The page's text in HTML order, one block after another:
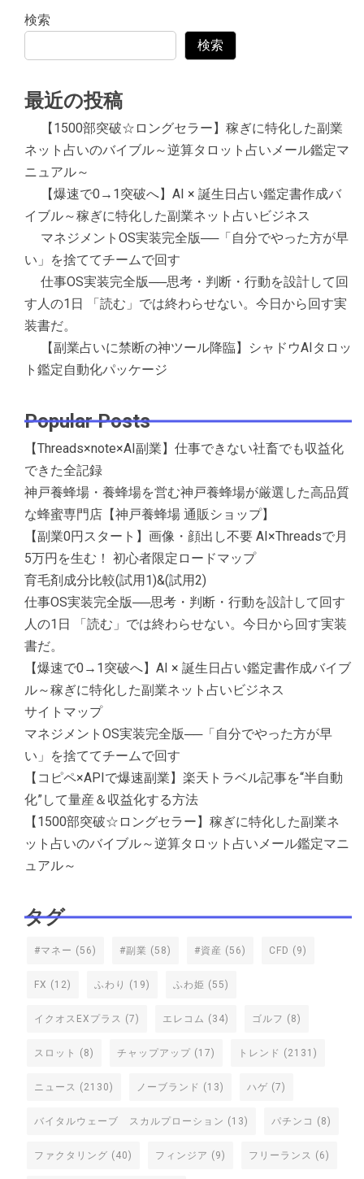
検索
検索
最近の投稿
【1500部突破☆ロングセラー】稼ぎに特化した副業
ネット占いのバイブル～逆算タロット占いメール鑑定マ
ニュアル～
【爆速で0→1突破へ】AI × 誕生日占い鑑定書作成バ
イブル～稼ぎに特化した副業ネット占いビジネス
マネジメントOS実装完全版──「自分でやった方が早
い」を捨ててチームで回す
仕事OS実装完全版──思考・判断・行動を設計して回
す人の1日 「読む」では終わらせない。今日から回す実
装書だ。
【副業占いに禁断の神ツール降臨】シャドウAIタロッ
ト鑑定自動化パッケージ
Popular Posts
【Threads×note×AI副業】仕事できない社畜でも収益化
できた全記録
神戸養蜂場・養蜂場を営む神戸養蜂場が厳選した高品質
な蜂蜜専門店【神戸養蜂場 通販ショップ】
【副業0円スタート】画像・顔出し不要 AI×Threadsで月
5万円を生む！ 初心者限定ロードマップ
育毛剤成分比較(試用1)&(試用2)
仕事OS実装完全版──思考・判断・行動を設計して回す
人の1日 「読む」では終わらせない。今日から回す実装
書だ。
【爆速で0→1突破へ】AI × 誕生日占い鑑定書作成バイブ
ル～稼ぎに特化した副業ネット占いビジネス
サイトマップ
マネジメントOS実装完全版──「自分でやった方が早
い」を捨ててチームで回す
【コピペ×APIで爆速副業】楽天トラベル記事を“半自動
化”して量産＆収益化する方法
【1500部突破☆ロングセラー】稼ぎに特化した副業ネ
ット占いのバイブル～逆算タロット占いメール鑑定マニ
ュアル～
タグ
#マネー (56) #副業 (58) #資産 (56) CFD (9)
FX (12) ふわり (19) ふわ姫 (55)
イクオスEXプラス (7) エレコム (34) ゴルフ (8)
スロット (8) チャップアップ (17) トレンド (2131)
ニュース (2130) ノーブランド (13) ハゲ (7)
バイタルウェーブ スカルプローション (13) パチンコ (8)
ファクタリング (40) フィンジア (9) フリーランス (6)